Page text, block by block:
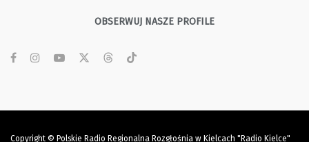
OBSERWUJ NASZE PROFILE
Copyright © Polskie Radio Regionalna Rozgłośnia w Kielcach "Radio Kielce"